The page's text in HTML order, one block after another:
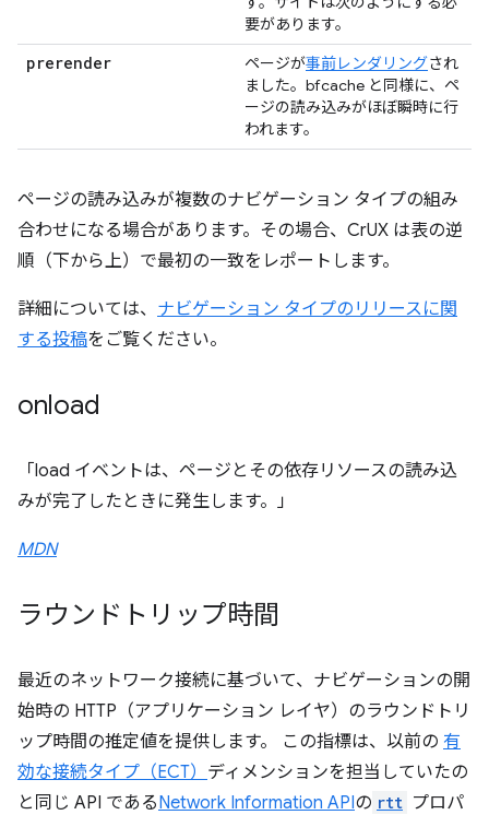
要があります。
prerender ページが事前レンダリングされ
ました。bfcache と同様に、ペ
ージの読み込みがほぼ瞬時に行
われます。
ページの読み込みが複数のナビゲーション タイプの組み
合わせになる場合があります。その場合、CrUX は表の逆
順（下から上）で最初の一致をレポートします。
詳細については、 ナビゲーション タイプのリリースに関
する投稿をご覧ください。
onload
「load イベントは、ページとその依存リソースの読み込
みが完了したときに発生します。」
MDN
ラウンドトリップ時間
最近のネットワーク接続に基づいて、ナビゲーションの開
始時の HTTP（アプリケーション レイヤ）のラウンドトリ
ップ時間の推定値を提供します。 この指標は、以前の 有
効な接続タイプ（ECT） ディメンションを担当していたの
と同じ API であるNetwork Information APIの rtt プロパ